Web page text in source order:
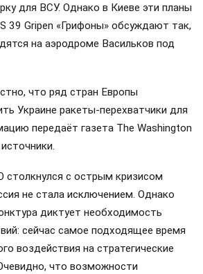
для ВСУ. Однако в Киеве эти планы
39 Gripen «Грифоны» обсуждают так,
на аэродроме Васильков под
что ряд стран Европы
Украине ракеты-перехватчики для
передаёт газета The Washington
с острым кризисом
не стала исключением. Однако
диктует необходимость
сейчас самое подходящее время
воздействия на стратегические
что возможности